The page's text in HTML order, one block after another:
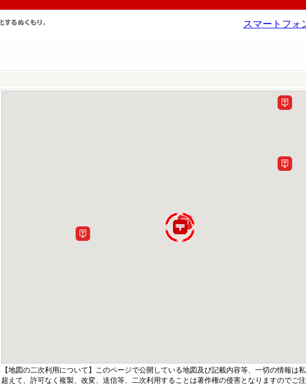
スマートフォ
【地図の二次利用について】このページで公開している地図及び記載内容等、一切の情報は
超えて、許可なく複製、改変、送信等、二次利用することは著作権の侵害となりますのでご注